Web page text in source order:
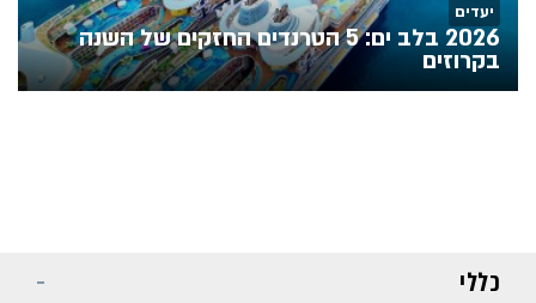
יעדים
2026 בלב ים: 5 הטרנדים החזקים של השנה
בקרוזים
כללי